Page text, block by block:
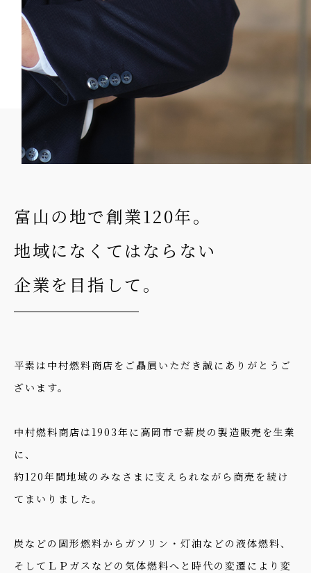
富山の地で創業120年。
地域になくてはならない
企業を目指して。
平素は中村燃料商店をご贔屓いただき誠にありがとうご
ざいます。
中村燃料商店は1903年に高岡市で薪炭の製造販売を生業
に、
約120年間地域のみなさまに支えられながら商売を続け
てまいりました。
炭などの固形燃料からガソリン・灯油などの液体燃料、
そしてＬＰガスなどの気体燃料へと時代の変遷により変